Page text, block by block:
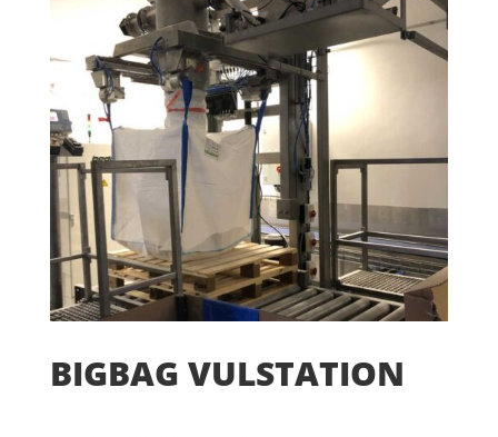
BIGBAG VULSTATION